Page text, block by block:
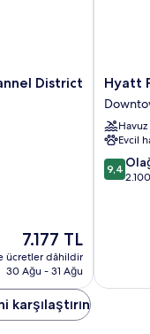
District
Güncel
fiyat:
7.177 TL
7.177 TL
ücretler dâhildir
30 Ağu - 31 Ağu
Hyatt
Place
Tampa
Tampa
Hyatt
Havuz
Evcil
10
9,4
karşılaştırın